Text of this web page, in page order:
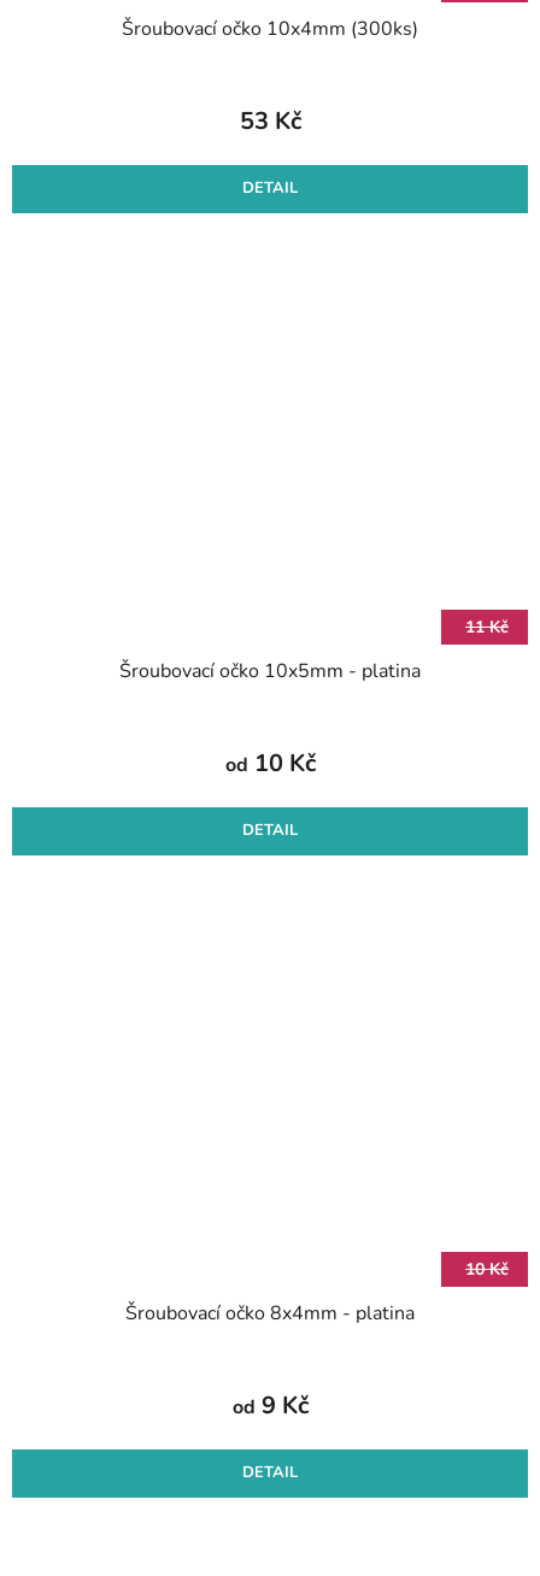
Šroubovací očko 10x4mm (300ks)
53 Kč
DETAIL
11 Kč
Šroubovací očko 10x5mm - platina
od 10 Kč
DETAIL
10 Kč
Šroubovací očko 8x4mm - platina
od 9 Kč
DETAIL